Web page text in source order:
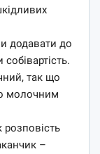
додавати до
так що
молочним
–